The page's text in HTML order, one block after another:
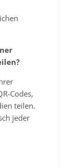
Codes,
teilen.
jeder